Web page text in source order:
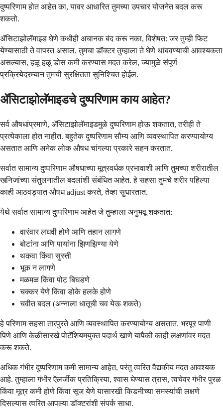
दुष्परिणाम होत आहेत का, यावर आधारित तुमच्या उपचार योजनेत बदल करू
शकतो.
ॲसिटाझोलॅमाइड घेणे कधीही अचानक बंद करू नका, विशेषत: जर तुम्ही फिट
येण्यासाठी ते वापरत असाल. तुमचा डॉक्टर तुम्हाला ते घेणे थांबवण्याची आवश्यकता
असल्यास, हळू हळू डोस कमी करण्यास मदत करेल, ज्यामुळे संपूर्ण
प्रक्रियेदरम्यान तुमची सुरक्षितता सुनिश्चित होईल.
ॲसिटाझोलॅमाइडचे दुष्परिणाम काय आहेत?
सर्व औषधांप्रमाणे, ॲसिटाझोलॅमाइडमुळे दुष्परिणाम होऊ शकतात, तरीही ते
प्रत्येकाला होत नाहीत. बहुतेक दुष्परिणाम सौम्य आणि व्यवस्थापित करण्यायोग्य
असतात आणि अनेक लोक औषध चांगल्या प्रकारे सहन करतात.
सर्वात सामान्य दुष्परिणाम औषधाच्या मूत्रवर्धक प्रभावाशी आणि तुमच्या शरीरातील
खनिजांच्या संतुलनातील बदलांशी संबंधित आहेत. हे सहसा तुमचे शरीर पहिल्या
काही आठवड्यात औषध adjust करते, तेव्हा सुधारतात.
येथे सर्वात सामान्य दुष्परिणाम आहेत जे तुम्हाला अनुभवू शकतात:
वारंवार लघवी होणे आणि तहान लागणे
बोटांना आणि पायांना झिणझिण्या येणे
थकवा किंवा सुस्ती
भूक न लागणे
मळमळ किंवा पोट बिघडणे
चक्कर येणे किंवा डोके हलके होणे
चवीत बदल (अन्नाला धातूची चव येऊ शकते)
हे परिणाम सहसा तात्पुरते आणि व्यवस्थापित करण्यायोग्य असतात. भरपूर पाणी
पिणे आणि केळीसारखे पोटॅशियमयुक्त पदार्थ खाणे यापैकी काही लक्षणांवर मदत
करू शकते.
अधिक गंभीर दुष्परिणाम कमी सामान्य आहेत, परंतु त्वरित वैद्यकीय मदत आवश्यक
आहे. तुम्हाला गंभीर ऍलर्जीक प्रतिक्रिया, श्वास घेण्यास त्रास, त्वचेवर गंभीर पुरळ
किंवा मूत्र कमी होणे किंवा सूज येणे यासारखी किडनीच्या समस्यांची लक्षणे
दिसल्यास त्वरित आपल्या डॉक्टरांशी संपर्क साधा.